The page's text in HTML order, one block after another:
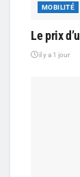
MOBILITÉ
Le prix
il y a 1 jour